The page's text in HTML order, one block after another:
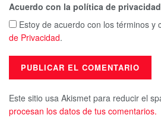
Acuerdo con la política de privacidad
Estoy de acuerdo con los términos y
de Privacidad.
Este sitio usa Akismet para reducir el
procesan los datos de tus comentarios.